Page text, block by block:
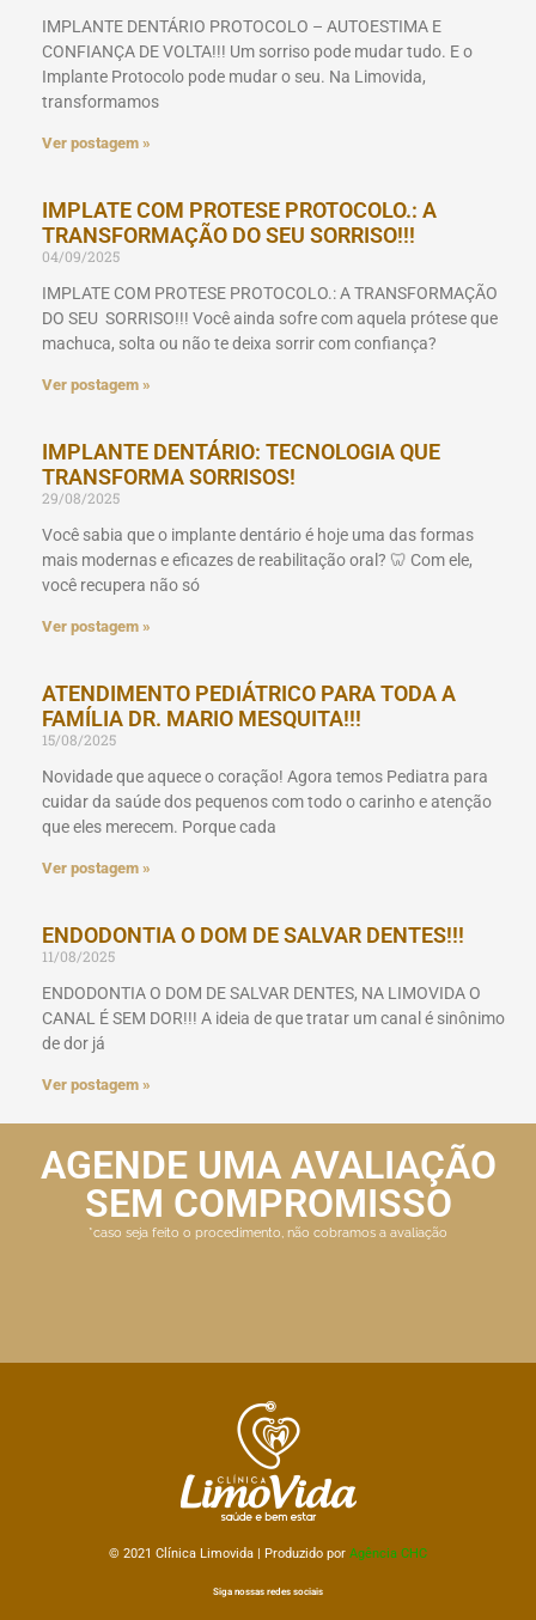
IMPLANTE DENTÁRIO PROTOCOLO – AUTOESTIMA E
CONFIANÇA DE VOLTA!!! Um sorriso pode mudar tudo. E o
Implante Protocolo pode mudar o seu. Na Limovida,
transformamos
Ver postagem »
IMPLATE COM PROTESE PROTOCOLO.: A
TRANSFORMAÇÃO DO SEU SORRISO!!!
04/09/2025
IMPLATE COM PROTESE PROTOCOLO.: A TRANSFORMAÇÃO
DO SEU SORRISO!!! Você ainda sofre com aquela prótese que
machuca, solta ou não te deixa sorrir com confiança?
Ver postagem »
IMPLANTE DENTÁRIO: TECNOLOGIA QUE
TRANSFORMA SORRISOS!
29/08/2025
Você sabia que o implante dentário é hoje uma das formas
mais modernas e eficazes de reabilitação oral? 🦷 Com ele,
você recupera não só
Ver postagem »
ATENDIMENTO PEDIÁTRICO PARA TODA A
FAMÍLIA DR. MARIO MESQUITA!!!
15/08/2025
Novidade que aquece o coração! Agora temos Pediatra para
cuidar da saúde dos pequenos com todo o carinho e atenção
que eles merecem. Porque cada
Ver postagem »
ENDODONTIA O DOM DE SALVAR DENTES!!!
11/08/2025
ENDODONTIA O DOM DE SALVAR DENTES, NA LIMOVIDA O
CANAL É SEM DOR!!! A ideia de que tratar um canal é sinônimo
de dor já
Ver postagem »
AGENDE UMA AVALIAÇÃO
SEM COMPROMISSO
*caso seja feito o procedimento, não cobramos a avaliação
© 2021 Clínica Limovida | Produzido por Agência CHC
Siga nossas redes sociais